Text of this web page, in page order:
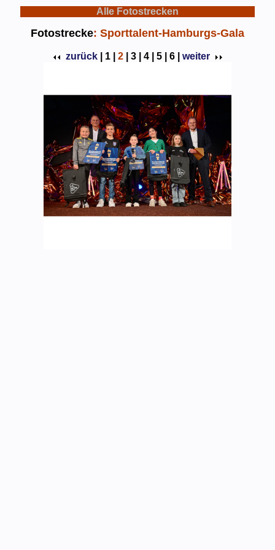
Alle Fotostrecken
Fotostrecke: Sporttalent-Hamburgs-Gala
zurück 1 | 2| 3 | 4 | 5 | 6 | weiter